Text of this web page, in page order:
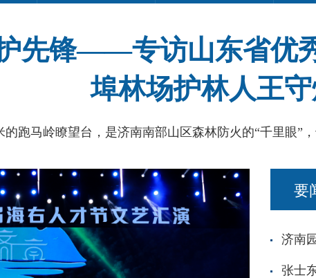
先锋——专访山东省优
埠林场护林人王
要
张士